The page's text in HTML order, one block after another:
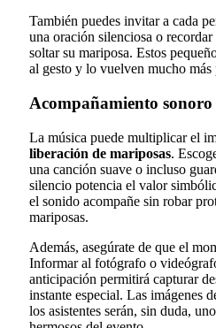
También puedes invitar a cada
una oración silenciosa o
soltar su mariposa. Estos
al gesto y lo vuelven mucho más
Acompañamiento
La música puede multiplicar el
liberación de mariposas.
una canción suave o incluso
silencio potencia el valor
el sonido acompañe sin robar
mariposas.
Además, asegúrate de que el
Informar al fotógrafo o
anticipación permitirá capturar
instante especial. Las imágenes
los asistentes serán, sin duda,